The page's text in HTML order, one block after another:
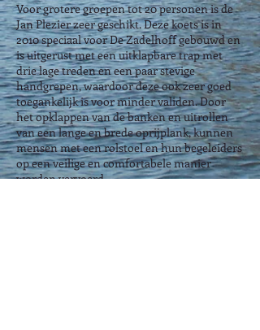
Voor grotere groepen tot 20 personen is de
Jan Plezier zeer geschikt. Deze koets is in
2010 speciaal voor De Zadelhoff gebouwd en
is uitgerust met een uitklapbare trap met
drie lage treden en een paar stevige
handgrepen, waardoor deze ook zeer goed
toegankelijk is voor minder validen. Door
het opklappen van de banken en uitrollen
van een lange en brede oprijplank, kunnen
mensen met een rolstoel en hun begeleiders
op een veilige en comfortabele manier
worden vervoerd.